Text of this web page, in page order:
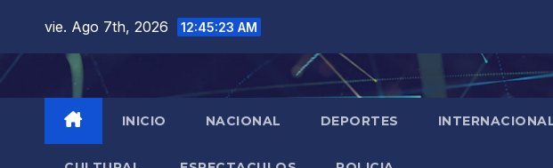
contenido
vie. Ago 7th, 2026 12:45:25 AM
INICIO NACIONAL DEPORTES